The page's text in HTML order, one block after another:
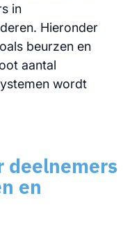
in
Hieronder
beurzen en
aantal
wordt
deelnemers
en